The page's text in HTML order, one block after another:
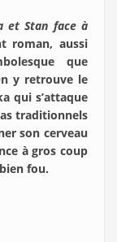
et Stan face à
roman, aussi
que
y retrouve le
qui s’attaque
traditionnels
son cerveau
à gros coup
fou.